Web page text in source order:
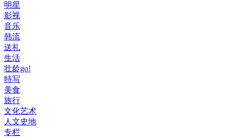
明星
影视
音乐
韩流
送礼
生活
壮龄go!
特写
美食
旅行
文化艺术
人文史地
专栏